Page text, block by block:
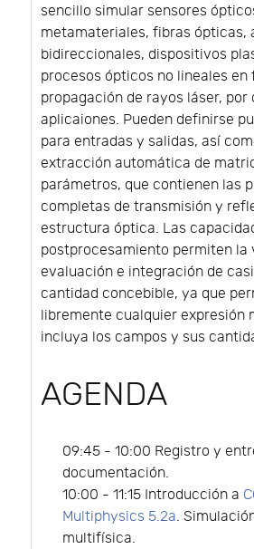
sencillo simular sensores
metamateriales, fibras ópticas,
bidireccionales, dispositivos
procesos ópticos no lineales en
propagación de rayos láser, por
aplicaiones. Pueden definirse
para entradas y salidas, así
extracción automática de
parámetros, que contienen las
completas de transmisión y
estructura óptica. Las
postprocesamiento permiten la
evaluación e integración de
cantidad concebible, ya que
libremente cualquier expresión
incluya los campos y sus
AGENDA
09:45 - 10:00 Registro y
documentación.
10:00 - 11:15 Introducción a
Multiphysics 5.2a.
multifísica.